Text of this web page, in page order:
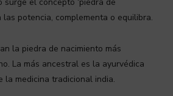
las potencia, complementa o equilibra.
la piedra de nacimiento más
La más ancestral es la ayurvédica
la medicina tradicional india.